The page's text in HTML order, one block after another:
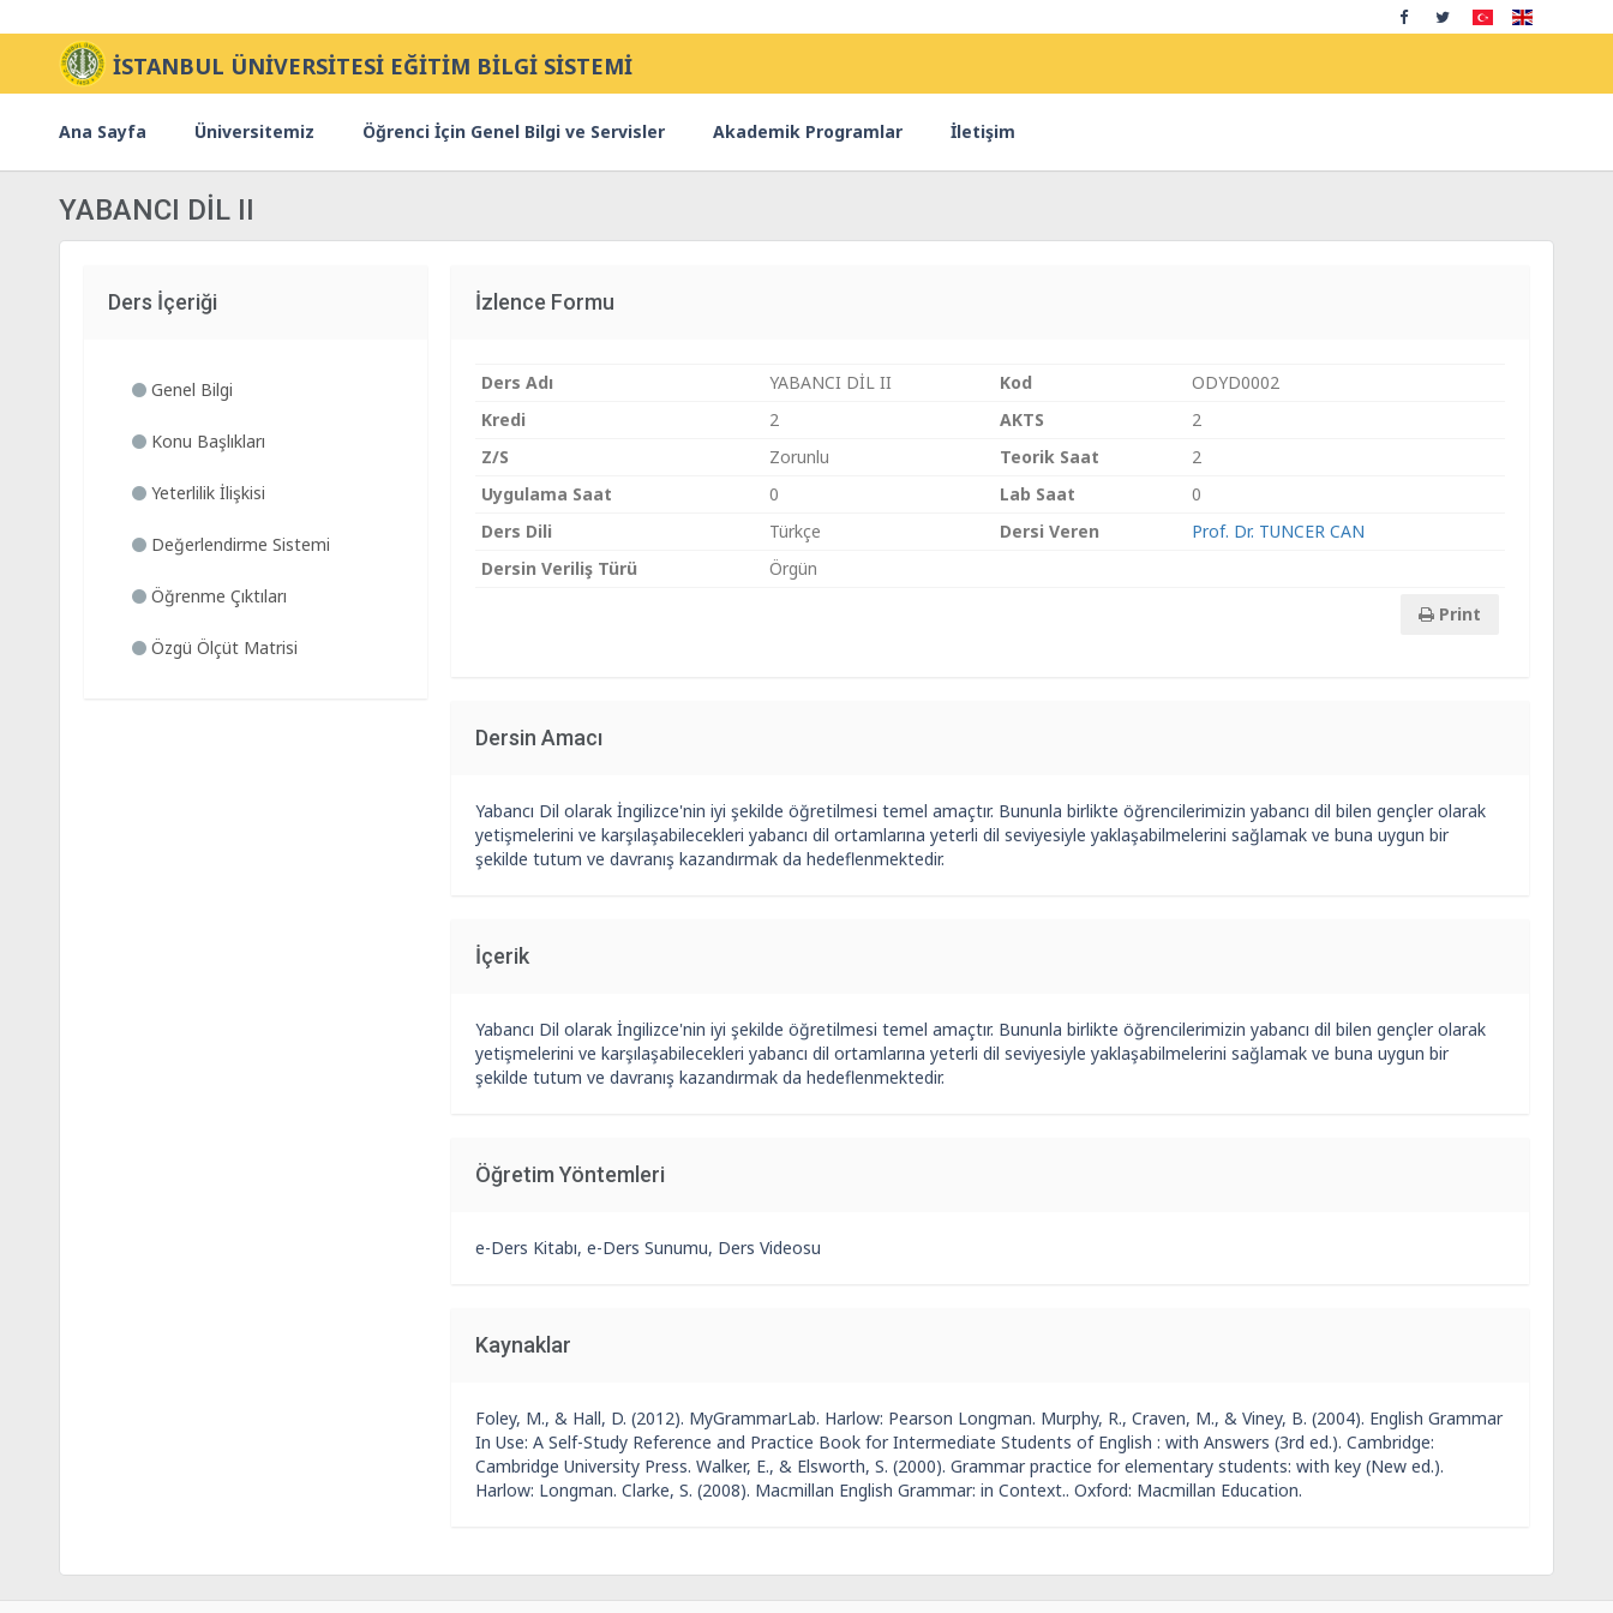
İSTANBUL ÜNİVERSİTESİ EĞİTİM BİLGİ SİSTEMİ
Ana Sayfa Üniversitemiz Öğrenci İçin Genel Bilgi ve Servisler Akademik Programlar İletişim
YABANCI DİL II
Ders İçeriği
Genel Bilgi
Konu Başlıkları
Yeterlilik İlişkisi
Değerlendirme Sistemi
Öğrenme Çıktıları
Özgü Ölçüt Matrisi
İzlence Formu
Ders Adı YABANCI DİL II Kod
ODYD0002
Kredi
2 AKTS
2
Z/S
Zorunlu Teorik Saat
2
Uygulama Saat
0 Lab Saat
0
Ders Dili
Türkçe Dersi Veren
Prof. Dr. TUNCER CAN
Dersin Veriliş Türü
Örgün
Print
Dersin Amacı
Yabancı Dil olarak İngilizce'nin iyi şekilde öğretilmesi temel amaçtır. Bununla birlikte öğrencilerimizin yabancı dil bilen gençler olarak
yetişmelerini ve karşılaşabilecekleri yabancı dil ortamlarına yeterli dil seviyesiyle yaklaşabilmelerini sağlamak ve buna uygun bir
şekilde tutum ve davranış kazandırmak da hedeflenmektedir.
İçerik
Yabancı Dil olarak İngilizce'nin iyi şekilde öğretilmesi temel amaçtır. Bununla birlikte öğrencilerimizin yabancı dil bilen gençler olarak
yetişmelerini ve karşılaşabilecekleri yabancı dil ortamlarına yeterli dil seviyesiyle yaklaşabilmelerini sağlamak ve buna uygun bir
şekilde tutum ve davranış kazandırmak da hedeflenmektedir.
Öğretim Yöntemleri
e-Ders Kitabı, e-Ders Sunumu, Ders Videosu
Kaynaklar
Foley, M., & Hall, D. (2012). MyGrammarLab. Harlow: Pearson Longman. Murphy, R., Craven, M., & Viney, B. (2004). English Grammar
In Use: A Self-Study Reference and Practice Book for Intermediate Students of English : with Answers (3rd ed.). Cambridge:
Cambridge University Press. Walker, E., & Elsworth, S. (2000). Grammar practice for elementary students: with key (New ed.).
Harlow: Longman. Clarke, S. (2008). Macmillan English Grammar: in Context.. Oxford: Macmillan Education.